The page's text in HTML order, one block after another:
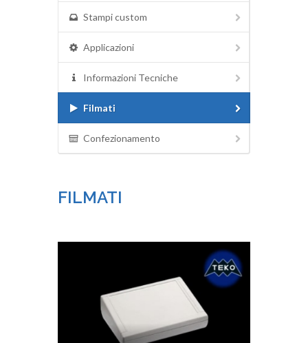
Stampi custom
Applicazioni
Informazioni Tecniche
Filmati
Confezionamento
FILMATI